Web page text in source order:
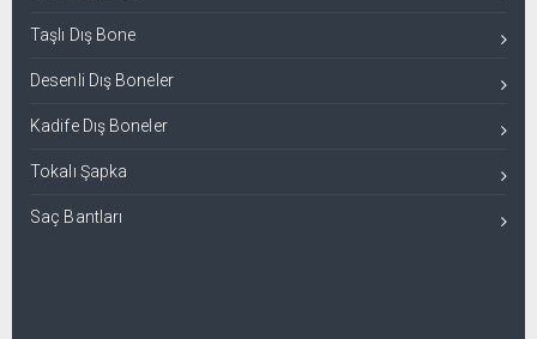
Taşlı Dış Bone
Desenli Dış Boneler
Kadife Dış Boneler
Tokalı Şapka
Saç Bantları